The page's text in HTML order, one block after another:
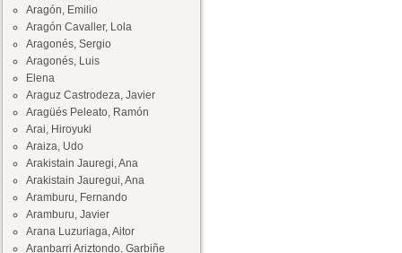
Aragón, Emilio
Aragón Cavaller, Lola
Aragonés, Sergio
Aragonés, Luis
Elena
Araguz Castrodeza, Javier
Aragüés Peleato, Ramón
Arai, Hiroyuki
Araiza, Udo
Arakistain Jauregi, Ana
Arakistain Jauregui, Ana
Aramburu, Fernando
Aramburu, Javier
Arana Luzuriaga, Aitor
Aranbarri Ariztondo, Garbiñe